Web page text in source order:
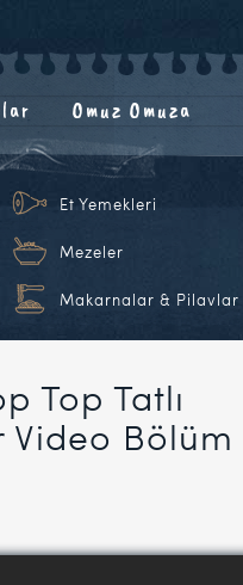
Omuz Omuza
Et Yemekleri
Mezeler
Makarnalar & Pilavlar
Top Tatlı
Video Bölüm